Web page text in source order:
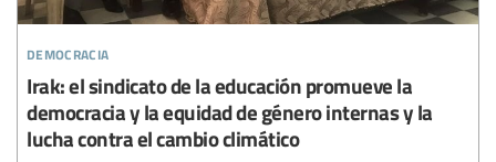
democracia
Irak: el sindicato de la educación promueve la
democracia y la equidad de género internas y la
lucha contra el cambio climático